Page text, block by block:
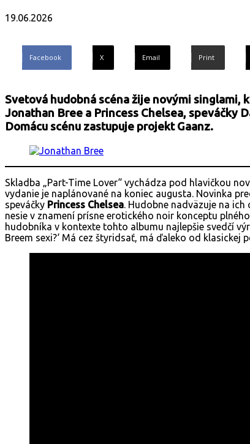
19.06.2026
Facebook X Email Print
Svetová hudobná scéna žije novými singlami,
Jonathan Bree a Princess Chelsea, speváčky
Domácu scénu zastupuje projekt Gaanz.
Skladba „Part-Time Lover“ vychádza pod hlavičkou
vydanie je naplánované na koniec augusta. Novinka
speváčky Princess Chelsea. Hudobne nadväzuje na
nesie v znamení prísne erotického noir konceptu
hudobníka v kontexte tohto albumu najlepšie svedčí
Breem sexi?‘ Má cez štyridsať, má ďaleko od